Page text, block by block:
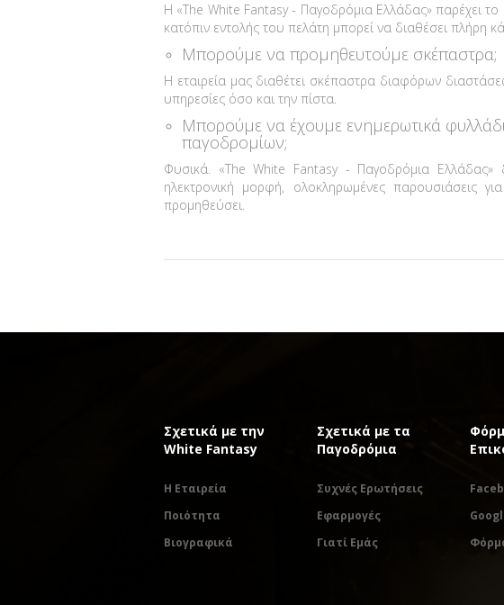
Η «The White Fantasy - Παγοδρόμια Ελλάδας» παρέχει
κατόπιν εντολής του πελάτη μπορεί να διαθέσει πλήρη
Μπορούμε να προμηθευτούμε σκέπαστρα;
Η εταιρεία μας διαθέτει σκέπαστρα διαφόρων
υπηρεσίες όσο και την πίστα.
Μπορούμε να έχουμε ενημερωτικά
παγοδρομίων;
Φυσικά. «The White Fantasy - Παγοδρόμια
ηλεκτρονική μορφή, ολοκληρωμένες παρουσιάσεις
προμηθεύσει.
Σχετικά με την
White Fantasy
Η Εταιρεία
Ποιότητα
Βιογραφικά
Σχετικά με τα
Παγοδρόμια
Συχνές Ερωτήσεις
Εφαρμογές
Γιατί Εμάς